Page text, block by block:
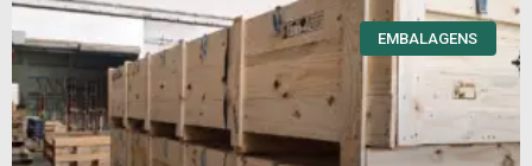
EMBALAGENS